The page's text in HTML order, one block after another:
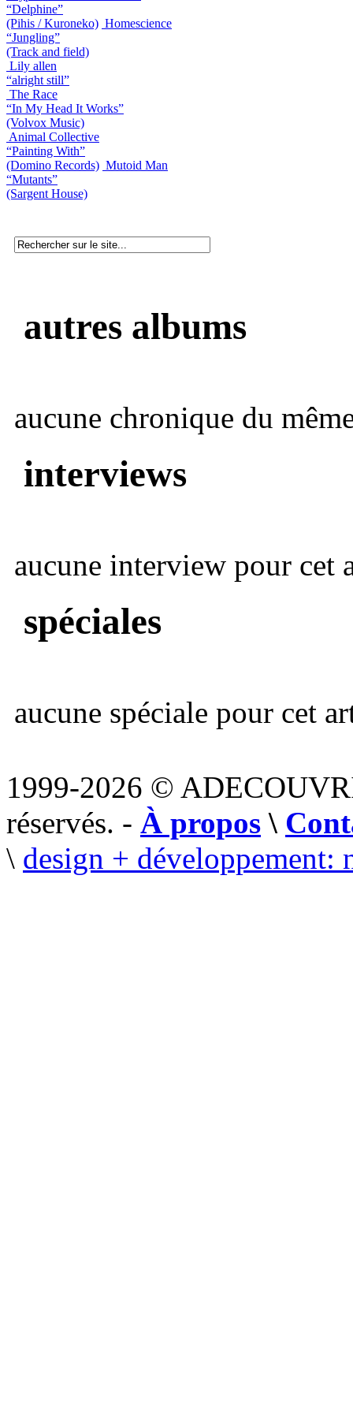
“Delphine”
(Pihis / Kuroneko) Homescience
“Jungling”
(Track and field)
Lily allen
“alright still”
The Race
“In My Head It Works”
(Volvox Music)
Animal Collective
“Painting With”
(Domino Records) Mutoid Man
“Mutants”
(Sargent House)
autres albums
aucune chronique du
interviews
aucune interview pour cet
spéciales
aucune spéciale pour cet
1999-2026 ©
réservés. - À propos \
\ design + développement: